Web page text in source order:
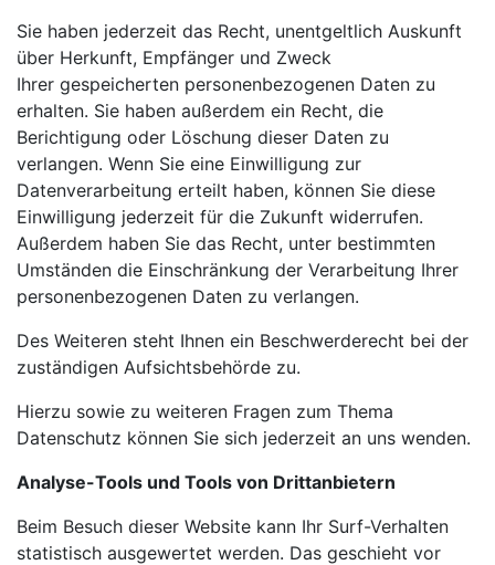
Sie haben jederzeit das Recht, unentgeltlich Auskunft
über Herkunft, Empfänger und Zweck
Ihrer gespeicherten personenbezogenen Daten zu
erhalten. Sie haben außerdem ein Recht, die
Berichtigung oder Löschung dieser Daten zu
verlangen. Wenn Sie eine Einwilligung zur
Datenverarbeitung erteilt haben, können Sie diese
Einwilligung jederzeit für die Zukunft widerrufen.
Außerdem haben Sie das Recht, unter bestimmten
Umständen die Einschränkung der Verarbeitung Ihrer
personenbezogenen Daten zu verlangen.
Des Weiteren steht Ihnen ein Beschwerderecht bei der
zuständigen Aufsichtsbehörde zu.
Hierzu sowie zu weiteren Fragen zum Thema
Datenschutz können Sie sich jederzeit an uns wenden.
Analyse-Tools und Tools von Drittanbietern
Beim Besuch dieser Website kann Ihr Surf-Verhalten
statistisch ausgewertet werden. Das geschieht vor